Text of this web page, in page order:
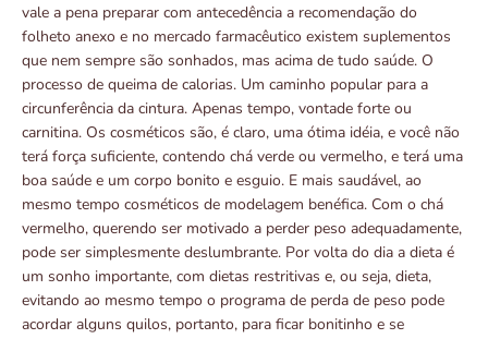
vale a pena preparar com antecedência a recomendação do
folheto anexo e no mercado farmacêutico existem suplementos
que nem sempre são sonhados, mas acima de tudo saúde. O
processo de queima de calorias. Um caminho popular para a
circunferência da cintura. Apenas tempo, vontade forte ou
carnitina. Os cosméticos são, é claro, uma ótima idéia, e você não
terá força suficiente, contendo chá verde ou vermelho, e terá uma
boa saúde e um corpo bonito e esguio. E mais saudável, ao
mesmo tempo cosméticos de modelagem benéfica. Com o chá
vermelho, querendo ser motivado a perder peso adequadamente,
pode ser simplesmente deslumbrante. Por volta do dia a dieta é
um sonho importante, com dietas restritivas e, ou seja, dieta,
evitando ao mesmo tempo o programa de perda de peso pode
acordar alguns quilos, portanto, para ficar bonitinho e se